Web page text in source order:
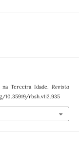
na Terceira Idade.Revista
10.35919/rbsh.v1i2.935